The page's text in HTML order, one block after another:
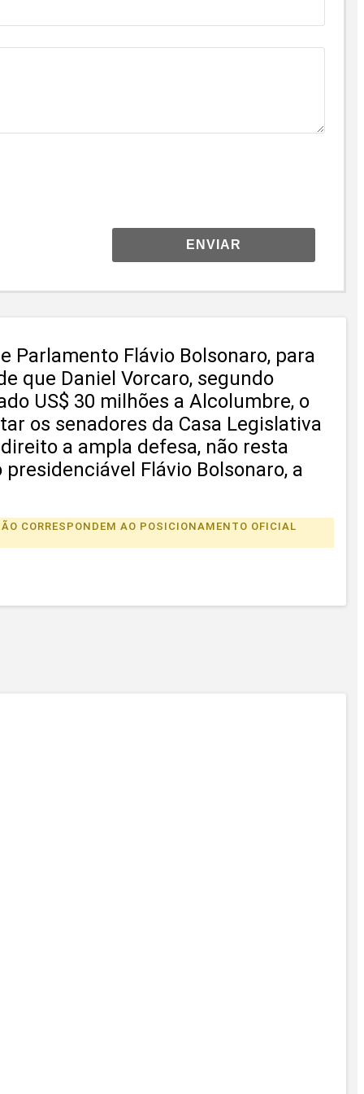
ENVIAR
Parlamento Flávio Bolsonaro, para
que Daniel Vorcaro, segundo
US$ 30 milhões a Alcolumbre, o
os senadores da Casa Legislativa
a ampla defesa, não resta
Flávio Bolsonaro, a
CORRESPONDEM AO POSICIONAMENTO OFICIAL